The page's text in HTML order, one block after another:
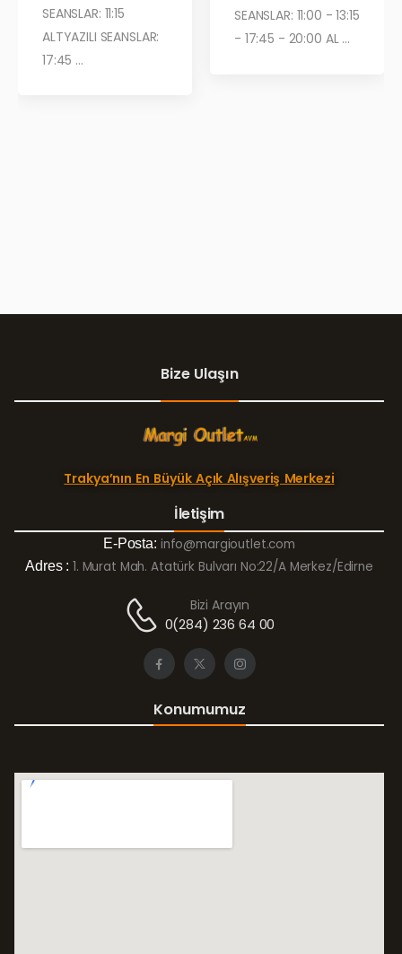
SEANSLAR: 11:15
ALTYAZILI SEANSLAR:
17:45 ...
SEANSLAR: 11:00 - 13:15
- 17:45 - 20:00 AL ...
Bize Ulaşın
Trakya’nın En Büyük Açık Alışveriş Merkezi
İletişim
E-Posta: info@margioutlet.com
Adres : 1. Murat Mah. Atatürk Bulvarı No:22/A Merkez/Edirne
Bizi Arayın
0(284) 236 64 00
Konumumuz